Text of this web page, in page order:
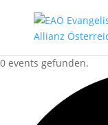
0 events gefunden.